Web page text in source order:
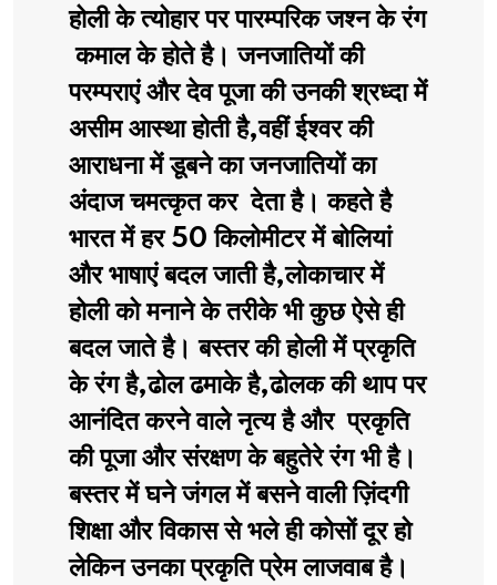
होली के त्योहार पर पारम्परिक जश्न के रंग
कमाल के होते है। जनजातियों की
परम्पराएं और देव पूजा की उनकी श्रध्दा में
असीम आस्था होती है,वहीं ईश्वर की
आराधना में डूबने का जनजातियों का
अंदाज चमत्कृत कर देता है। कहते है
भारत में हर 50 किलोमीटर में बोलियां
और भाषाएं बदल जाती है,लोकाचार में
होली को मनाने के तरीके भी कुछ ऐसे ही
बदल जाते है। बस्तर की होली में प्रकृति
के रंग है,ढोल ढमाके है,ढोलक की थाप पर
आनंदित करने वाले नृत्य है और प्रकृति
की पूजा और संरक्षण के बहुतेरे रंग भी है।
बस्तर में घने जंगल में बसने वाली ज़िंदगी
शिक्षा और विकास से भले ही कोसों दूर हो
लेकिन उनका प्रकृति प्रेम लाजवाब है।